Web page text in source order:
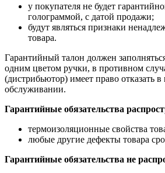
у покупателя не будет
голограммой, с датой продажи;
будут являться признаки
товара.
Гарантийный талон должен
одним цветом ручки, в противном
(дистрибьютор) имеет право отказать
обслуживании.
Гарантийные обязательства
термоизоляционные свойства
любые другие дефекты товара
Гарантийные обязательства не